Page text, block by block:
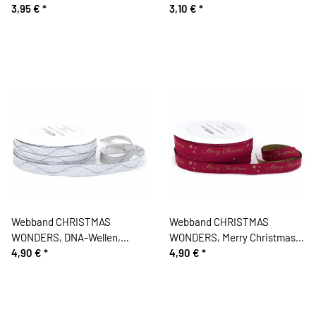
Farbvarianten
3,95 € *
3,10 € *
Webband CHRISTMAS
WONDERS, DNA-Wellen,
silbergrau
4,90 € *
Webband CHRISTMAS
WONDERS, Merry Christmas,
dunkelrot
4,90 € *